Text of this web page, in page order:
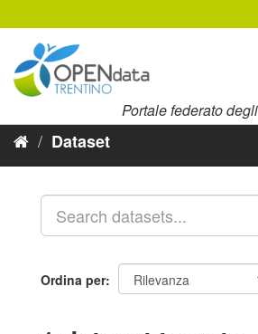
al
contenuto
Portale federato
Dataset
Ordina per